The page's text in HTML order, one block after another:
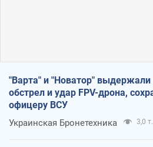
"Варта" и "Новатор"
обстрел и удар FPV-дрона,
офицеру ВСУ
Украинская Бронетехника 3,0 т.